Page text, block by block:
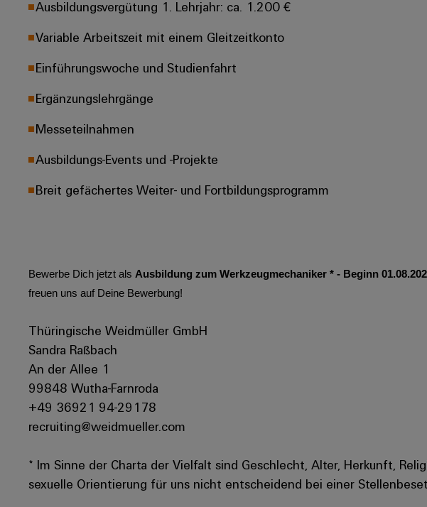
Ausbildungsvergütung 1. Lehrjahr: ca. 1.200 €
Variable Arbeitszeit mit einem Gleitzeitkonto
Einführungswoche und Studienfahrt
Ergänzungslehrgänge
Messeteilnahmen
Ausbildungs-Events und -Projekte
Breit gefächertes Weiter- und Fortbildungsprogramm
Bewerbe Dich jetzt als Ausbildung zum Werkzeugmechaniker * - Beginn
freuen uns auf Deine Bewerbung!
Thüringische Weidmüller GmbH
Sandra Raßbach
An der Allee 1
99848 Wutha-Farnroda
+49 36921 94-29178
recruiting@weidmueller.com
* Im Sinne der Charta der Vielfalt sind Geschlecht, Alter, Herkunft,
sexuelle Orientierung für uns nicht entscheidend bei einer